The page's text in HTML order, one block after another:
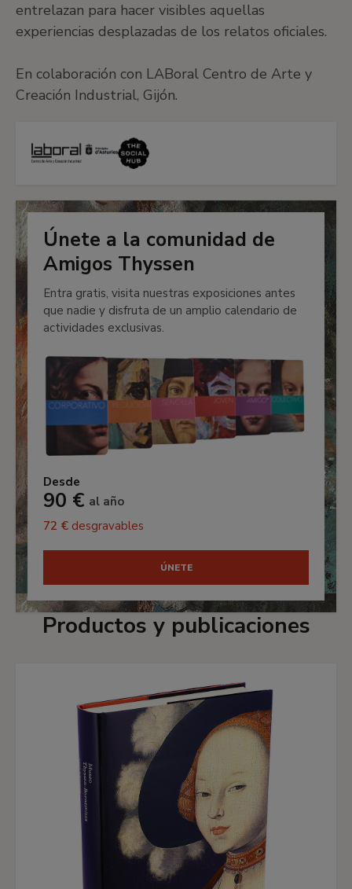
entrelazan para hacer visibles aquellas
experiencias desplazadas de los relatos oficiales.
En colaboración con LABoral Centro de Arte y
Creación Industrial, Gijón.
Únete a la comunidad de
Amigos Thyssen
Entra gratis, visita nuestras exposiciones antes
que nadie y disfruta de un amplio calendario de
actividades exclusivas.
Desde
90 € al año
72 € desgravables
ÚNETE
Productos y publicaciones